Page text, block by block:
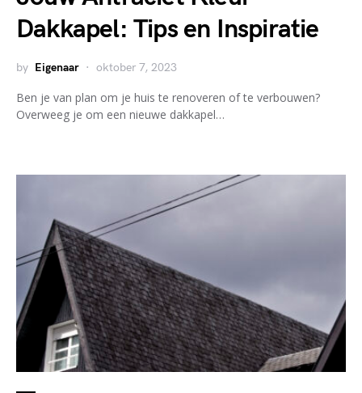
Dakkapel: Tips en Inspiratie
by Eigenaar oktober 7, 2023
Ben je van plan om je huis te renoveren of te verbouwen?
Overweeg je om een nieuwe dakkapel…